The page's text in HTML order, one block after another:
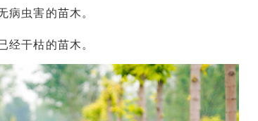
虫害的苗木。
干枯的苗木。